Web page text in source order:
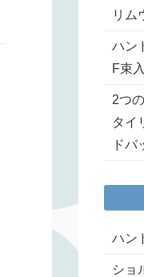
リム
ハン
F束
2つ
タイ
ドバ
ハン
ショ